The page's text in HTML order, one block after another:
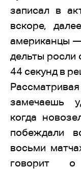
записал в
вскоре,
американцы
дельты росли
44 секунд в
замечаешь
когда
побеждали
восьми
говорит о